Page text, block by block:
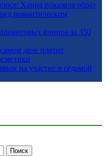
Ханна показала образ
романтическим
винира за 350
деле платит
на участие в седьмой